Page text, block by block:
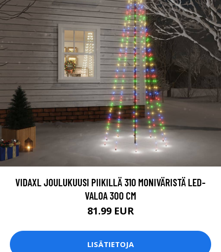
VIDAXL JOULUKUUSI PIIKILLÄ 310 MONIVÄRISTÄ LED-
VALOA 300 CM
81.99 EUR
LISÄTIETOJA